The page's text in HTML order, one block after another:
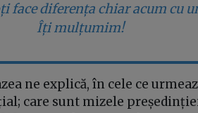
face diferența chiar acum cu
Îți mulțumim!
ne explică, în cele ce
care sunt mizele